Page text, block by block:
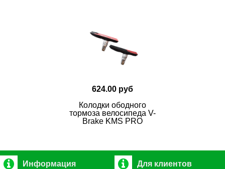
624.00 руб
Колодки ободного
тормоза велосипеда V-
Brake KMS PRO
Информация Для клиентов